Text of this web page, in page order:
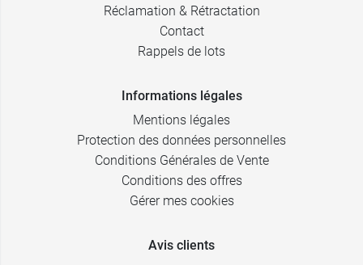
Réclamation & Rétractation
Contact
Rappels de lots
Informations légales
Mentions légales
Protection des données personnelles
Conditions Générales de Vente
Conditions des offres
Gérer mes cookies
Avis clients